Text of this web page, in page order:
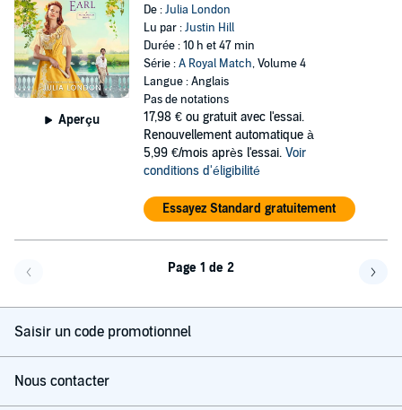
Aperçu
De :Julia London
Lu par :Justin Hill
Durée : 10 h et 47 min
Série :A Royal Match, Volume 4
Langue : Anglais
Pas de notations
17,98 € ou gratuit avec l'essai.
Renouvellement automatique à
5,99 €/mois après l'essai. Voir
conditions d'éligibilité
Essayez Standard gratuitement
Page 1 de 2
Saisir un code promotionnel
Nous contacter